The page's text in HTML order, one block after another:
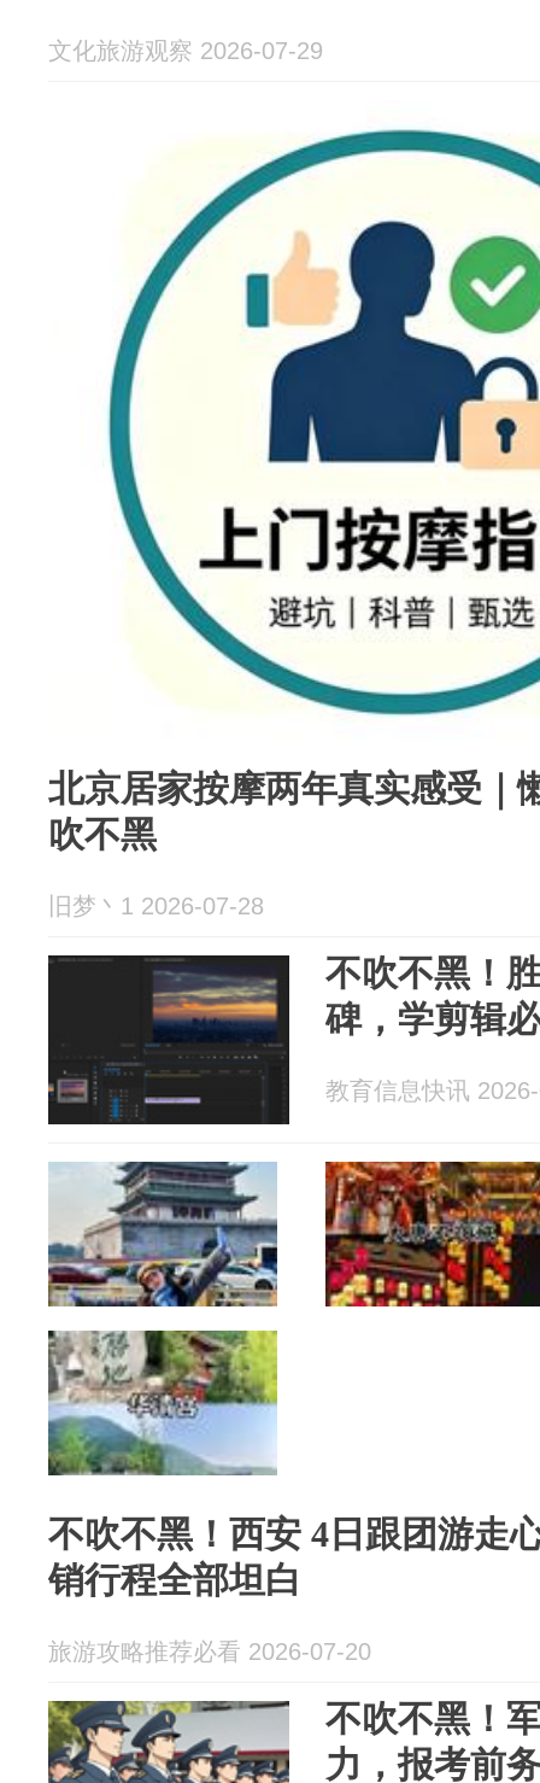
文化旅游观察 2026-07-29
北京居家按摩两年真实感受｜
吹不黑
旧梦丶1 2026-07-28
不吹不黑！
碑，学剪辑
教育信息快讯
不吹不黑！西安 4日跟团游走
销行程全部坦白
旅游攻略推荐必看 2026-07-20
不吹不黑！
力，报考前